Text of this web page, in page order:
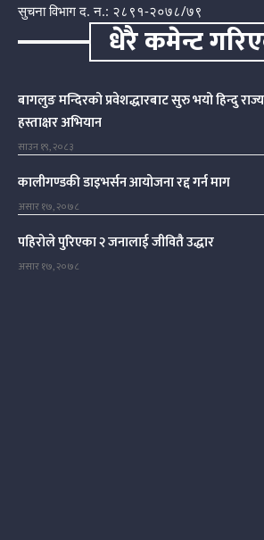
सुचना विभाग द. न.: २८९१-२०७८/७९
धेरै कमेन्ट
बागलुङ मन्दिरको प्रवेशद्धारबाट सुरु भयो हिन्दु
हस्ताक्षर अभियान
साउन १९, २०८३
कालीगण्डकी डाइभर्सन आयोजना रद्द गर्न माग
असार १७, २०७८
पहिरोले पुरिएका २ जनालाई जीवितै उद्धार
असार १७, २०७८